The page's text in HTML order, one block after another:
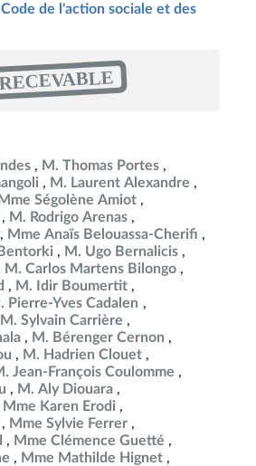
Code de l'action sociale et des
M. Thomas Portes
M. Laurent Alexandre
Mme Ségolène Amiot
M. Rodrigo Arenas
Mme Anaïs Belouassa-Cherifi
M. Ugo Bernalicis
M. Carlos Martens Bilongo
M. Idir Boumertit
Pierre-Yves Cadalen
M. Sylvain Carrière
M. Bérenger Cernon
M. Hadrien Clouet
Jean-François Coulomme
M. Aly Diouara
Mme Karen Erodi
Mme Sylvie Ferrer
Mme Clémence Guetté
Mme Mathilde Hignet